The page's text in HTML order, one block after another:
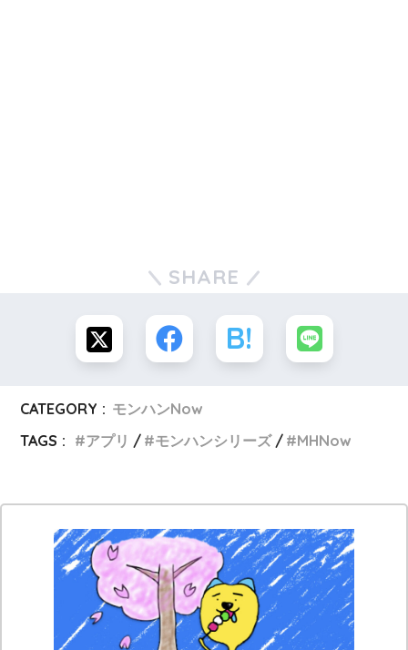
SHARE
CATEGORY : モンハンNow
TAGS :
アプリ モンハンシリーズ MHNow